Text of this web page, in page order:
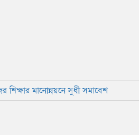
মানোন্নয়নে সুধী সমাবেশ